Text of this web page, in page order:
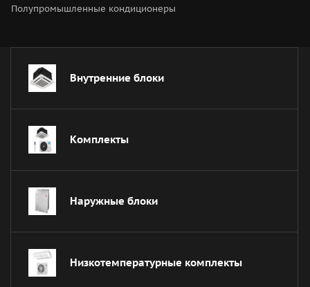
Полупромышленные кондиционеры
Внутренние блоки
Комплекты
Наружные блоки
Низкотемпературные комплекты